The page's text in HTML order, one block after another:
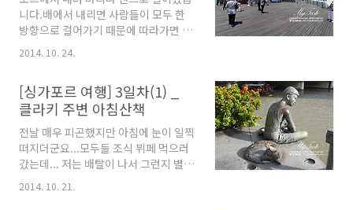
미사..
된 곳이었답니다. 점심시간이 좀 지났
는데도 안에 사람이 꽤 있더라구요... 입
구에서 월병을 팔고 있었어요... 잠시 기
다린 뒤 자리 안내 받아 앉았습니다. 메
과 에그누들 전문점인 듯 해요... 곰돌이
는 치킨커리라이스, 저는 시푸드 호펀,
곰돌아빠는 폭립호펀을 주문했습니다.
테이블 위에 있는 양념장들이에요... 해
선장인듯 한데.....
니다.배에서 내리면 사람들이 모두 한
방향으로 걸어가기 때문에 따라가면 된
답니다...멋진 다리도 건너고... 마리나
베이 샌즈 호텔에 가기 전에 복합 쇼핑
샵스(The Shoppes at Marina Bay
Sands®)는 국제 명품 브랜드, 신규 브
랜드 및 새로운 컨셉 매장들이 포진한
싱가포르 최대의 고급 쇼핑몰 중 하나입
니다. 싱가포르의 중심 업무 지구
(Central Business District, CBD)
중심부에 위치해 있어 보는 이들의 눈길
2014. 10. 24.
[싱가포르 여행] 3일차(1) _
클라키 주변 아침산책
전날 매우 피곤했지만 아침에 눈이 일찍
떠지더군요...모두들 조식 뷔페 먹으러
갔는데... 저는 배탈이 나서 그런지 별로
먹고 싶지 않더라구요...그래서 잠시 혼
자 클라키 주변을 거닐어 보기로 했어
2014. 10. 21.